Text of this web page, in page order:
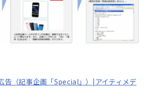
告（記事企画「Special」）|アイティメデ